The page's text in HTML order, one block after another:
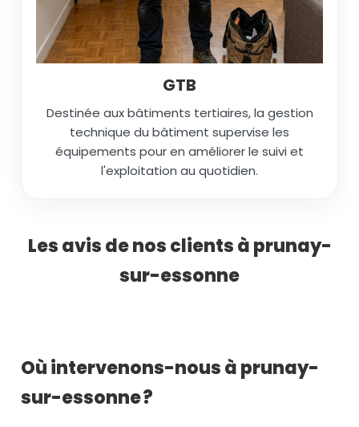
GTB
Destinée aux bâtiments tertiaires, la gestion
technique du bâtiment supervise les
équipements pour en améliorer le suivi et
l'exploitation au quotidien.
Les avis de nos clients à prunay-
sur-essonne
Où intervenons-nous à prunay-
sur-essonne ?